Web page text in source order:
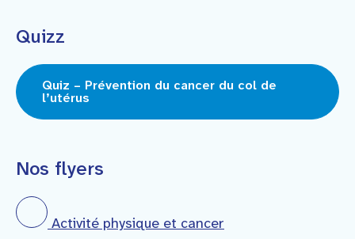
Quizz
Quiz – Prévention du cancer du col de
l’utérus
Nos flyers
Activité physique et cancer